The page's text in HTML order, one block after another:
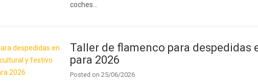
coches…
Taller de flamenco para
para 2026
Posted on 25/06/2026